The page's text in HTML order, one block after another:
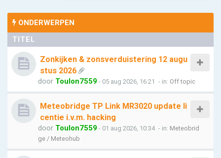
ONDERWERPEN
TITEL
Zonkijken & zonsverduistering 12 augu
stus 2026
door Toulon7559 - 05 aug 2026, 16:21 - in: Off topic
Meteobridge TP Link MR3020 update li
centie i.v.m. hacking
door Toulon7559 - 01 aug 2026, 10:34 - in: Meteobrid
ge / Meteohub